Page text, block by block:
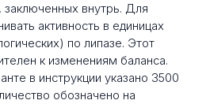
внутрь. Для
активность в единицах
по липазе. Этот
к изменениям баланса.
в инструкции указано 3500
обозначено на